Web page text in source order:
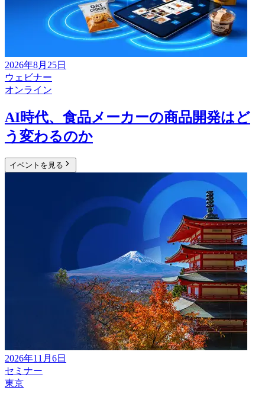
2026年8月25日
ウェビナー
オンライン
AI時代、食品メーカーの商品開発はど
う変わるのか
イベントを見る
2026年11月6日
セミナー
東京